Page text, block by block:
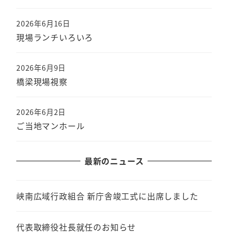
現場ランチいろいろ
2026年6月16日
橋梁現場視察
2026年6月9日
ご当地マンホール
2026年6月2日
最新のニュース
峡南広域行政組合 新庁舎竣工式に出席しました
代表取締役社長就任のお知らせ